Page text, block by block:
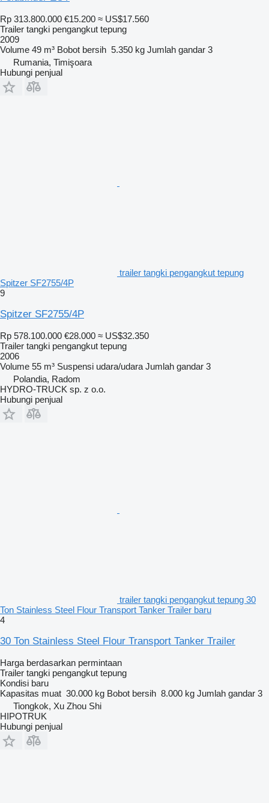
Rp 313.800.000 €15.200 ≈ US$17.560
Trailer tangki pengangkut tepung
2009
Volume 49 m³ Bobot bersih 5.350 kg Jumlah gandar 3
Rumania, Timişoara
Hubungi penjual
trailer tangki pengangkut tepung
Spitzer SF2755/4P
9
Spitzer SF2755/4P
Rp 578.100.000 €28.000 ≈ US$32.350
Trailer tangki pengangkut tepung
2006
Volume 55 m³ Suspensi udara/udara Jumlah gandar 3
Polandia, Radom
HYDRO-TRUCK sp. z o.o.
Hubungi penjual
trailer tangki pengangkut tepung 30
Ton Stainless Steel Flour Transport Tanker Trailer baru
4
30 Ton Stainless Steel Flour Transport Tanker Trailer
Harga berdasarkan permintaan
Trailer tangki pengangkut tepung
Kondisi baru
Kapasitas muat 30.000 kg Bobot bersih 8.000 kg Jumlah gandar 3
Tiongkok, Xu Zhou Shi
HIPOTRUK
Hubungi penjual